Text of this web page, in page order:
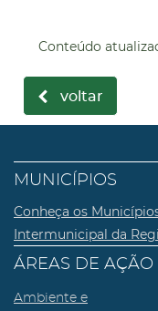
Conteúdo
voltar
MUNICÍPIOS
Conheça os
Intermunicipal da
ÁREAS DE AÇÃO
Ambiente e